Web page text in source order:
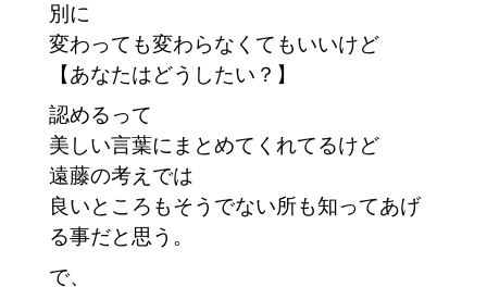
別に
変わっても変わらなくてもいいけど
【あなたはどうしたい？】
認めるって
美しい言葉にまとめてくれてるけど
遠藤の考えでは
良いところもそうでない所も知ってあげ
る事だと思う。
で、